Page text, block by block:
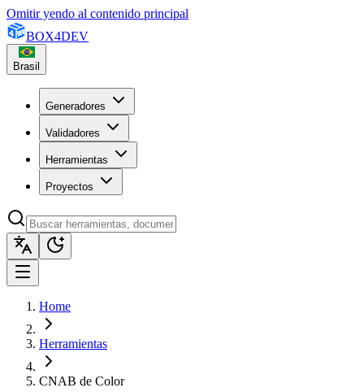
Omitir yendo al contenido principal
BOX4DEV
Brasil
Generadores
Validadores
Herramientas
Proyectos
Home
Herramientas
CNAB de Color